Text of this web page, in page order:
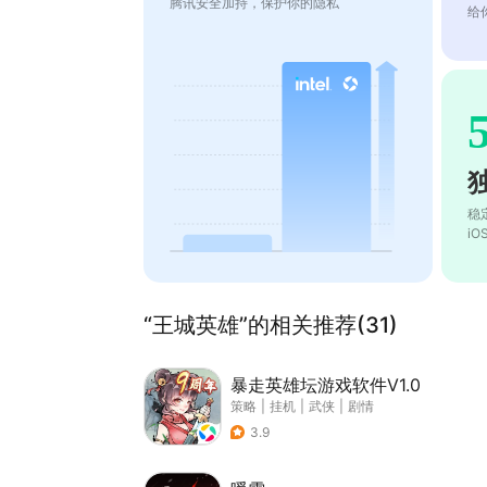
给
稳
“王城英雄”的相关推荐(31)
暴走英雄坛游戏软件V1.0
策略 挂机 武侠
剧情
3.9